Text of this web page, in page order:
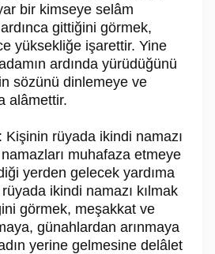
bir kimseye selâm
gittiğini görmek,
yüksekliğe işarettir. Yine
ardında yürüdüğünü
sözünü dinlemeye ve
alâmettir.
rüyada ikindi namazı
namazları muhafaza etmeye
yerden gelecek yardıma
ikindi namazı kılmak
görmek, meşakkat ve
günahlardan arınmaya
yerine gelmesine delâlet